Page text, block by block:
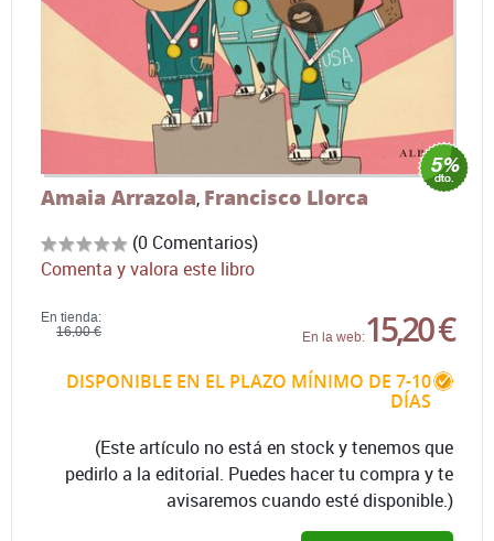
Amaia Arrazola, Francisco Llorca
(0 Comentarios)
Comenta y valora este libro
En tienda:
16,00 €
En la web:15,20 €
DISPONIBLE EN EL PLAZO MÍNIMO DE 7-10
DÍAS
(Este artículo no está en stock y tenemos que
pedirlo a la editorial. Puedes hacer tu compra y te
avisaremos cuando esté disponible.)